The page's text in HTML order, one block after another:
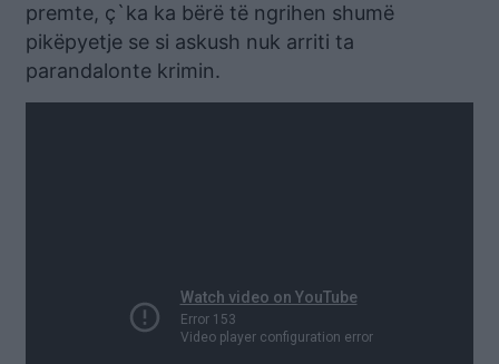
premte, ç`ka ka bërë të ngrihen shumë
pikëpyetje se si askush nuk arriti ta
parandalonte krimin.